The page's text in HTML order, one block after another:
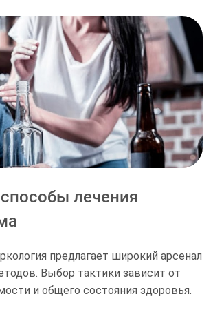
препаратов создает огромный
Вы не можете знать, как отреагирует
состояние на фоне скрытого
Без предварительного
анамнеза любое «лечение»
опасный эксперимент. Попытка
разговора лишь оттягивает
лечения
предлагает широкий арсенал
Выбор тактики зависит от
и общего состояния здоровья.